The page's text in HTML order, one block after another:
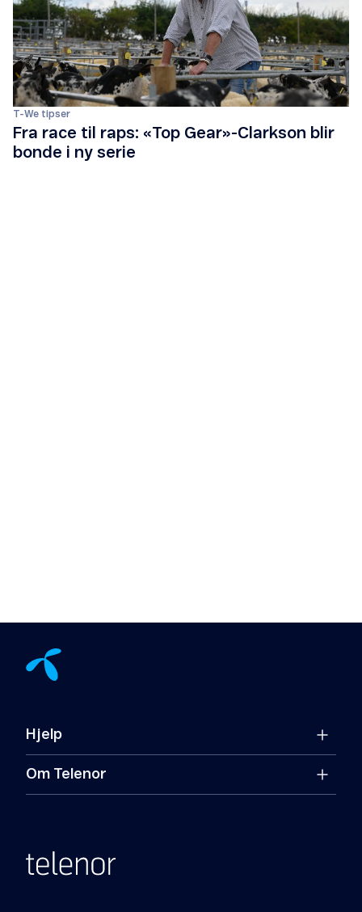
T-We tipser
Fra race til raps: «Top Gear»-Clarkson blir
bonde i ny serie
Hjelp
Om Telenor